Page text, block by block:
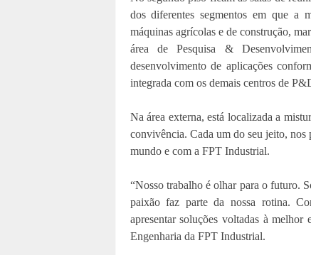
dos diferentes segmentos em que a
máquinas agrícolas e de construção,
área de Pesquisa &
desenvolvimento de aplicações
integrada com os demais centros de
Na área externa, está localizada a
convivência. Cada um do seu jeito, nos
mundo e com a FPT Industrial.
“Nosso trabalho é olhar para o futuro.
paixão faz parte da nossa rotina.
apresentar soluções voltadas à
Engenharia da FPT Industrial.